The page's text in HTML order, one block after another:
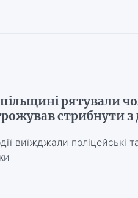
рятували
стрибнути з
виїжджали поліцейські